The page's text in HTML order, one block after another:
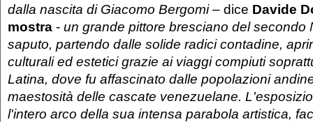
dalla nascita di Giacomo Bergomi– dice Davide
mostra - un grande pittore bresciano del secondo
saputo, partendo dalle solide radici contadine,
culturali ed estetici grazie ai viaggi compiuti
Latina, dove fu affascinato dalle popolazioni
maestosità delle cascate venezuelane.
l'intero arco della sua intensa parabola artistica,